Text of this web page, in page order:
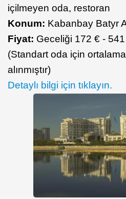
içilmeyen oda, restoran
Konum: Kabanbay Batyr
Fiyat: Geceliği 172 € -
(Standart oda için
alınmıştır)
Detaylı bilgi için tıklayın.